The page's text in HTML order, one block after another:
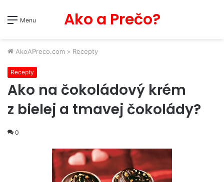
Menu Ako a Prečo?
AkoAPreco.com > Recepty
Recepty
Ako na čokoládový krém
z bielej a tmavej čokolády?
0